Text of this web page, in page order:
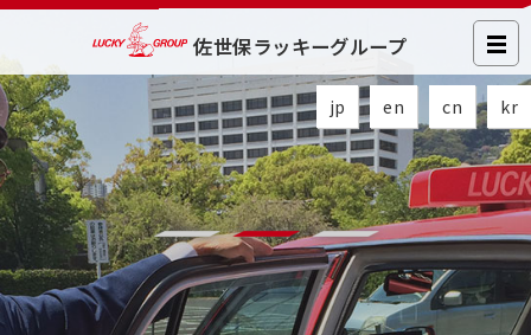
jp en cn kr
佐世保ラッキーグループ